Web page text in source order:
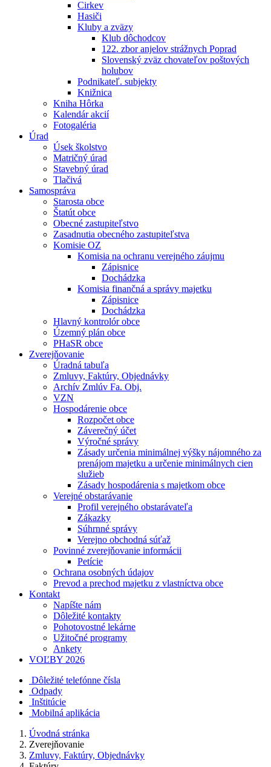
Cirkev
Hasiči
Kluby a zväzy
Klub dôchodcov
122. zbor anjelov strážnych Poprad
Slovenský zväz chovateľov poštových
holubov
Podnikateľ. subjekty
Knižnica
Kniha Hôrka
Kalendár akcií
Fotogaléria
Úrad
Úsek školstvo
Matričný úrad
Stavebný úrad
Tlačivá
Samospráva
Starosta obce
Štatút obce
Obecné zastupiteľstvo
Zasadnutia obecného zastupiteľstva
Komisie OZ
Komisia na ochranu verejného záujmu
Zápisnice
Dochádzka
Komisia finančná a správy majetku
Zápisnice
Dochádzka
Hlavný kontrolór obce
Územný plán obce
PHaSR obce
Zverejňovanie
Úradná tabuľa
Zmluvy, Faktúry, Objednávky
Archív Zmlúv Fa. Obj.
VZN
Hospodárenie obce
Rozpočet obce
Záverečný účet
Výročné správy
Zásady určenia minimálnej výšky nájomného za
prenájom majetku a určenie minimálnych cien
služieb
Zásady hospodárenia s majetkom obce
Verejné obstarávanie
Profil verejného obstarávateľa
Zákazky
Súhrnné správy
Verejno obchodná súťaž
Povinné zverejňovanie informácii
Petície
Ochrana osobných údajov
Prevod a prechod majetku z vlastníctva obce
Kontakt
Napíšte nám
Dôležité kontakty
Pohotovostné lekárne
Užitočné programy
Ankety
VOĽBY 2026
Dôležité telefónne čísla
Odpady
Inštitúcie
Mobilná aplikácia
Úvodná stránka
Zverejňovanie
Zmluvy, Faktúry, Objednávky